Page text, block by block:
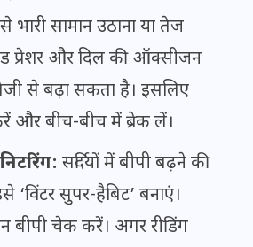
सामान उठाना या तेज
प्रेशर और दिल की ऑक्सीजन
से बढ़ा सकता है। इसलिए
और बीच-बीच में ब्रेक लें।
सर्दियों में बीपी बढ़ने की
‘विंटर सुपर-हैबिट’ बनाएं।
बीपी चेक करें। अगर रीडिंग